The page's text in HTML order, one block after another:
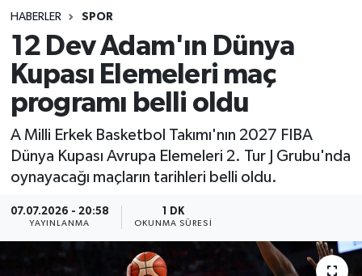
HABERLER SPOR
12 Dev Adam'ın Dünya
Kupası Elemeleri maç
programı belli oldu
A Milli Erkek Basketbol Takımı'nın 2027 FIBA
Dünya Kupası Avrupa Elemeleri 2. Tur J Grubu'nda
oynayacağı maçların tarihleri belli oldu.
07.07.2026 - 20:58
YAYINLANMA
1 DK
OKUNMA SÜRESI
Spor
Teknoloji
Yaşam